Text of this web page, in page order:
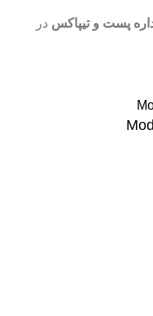
پست و تیپاکس در